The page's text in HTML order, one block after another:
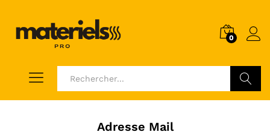
0
Adresse Mail